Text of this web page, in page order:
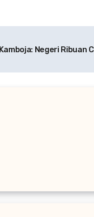
Kamboja: Negeri Ribuan